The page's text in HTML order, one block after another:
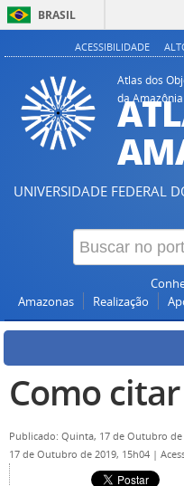
BRASIL
ACESSIBILIDADE
Atlas dos
da
UNIVERSIDADE FEDERAL
Amazonas
Realização
Como
Publicado: Quinta, 17 de Outubro de
17 de Outubro de 2019, 15h04 |